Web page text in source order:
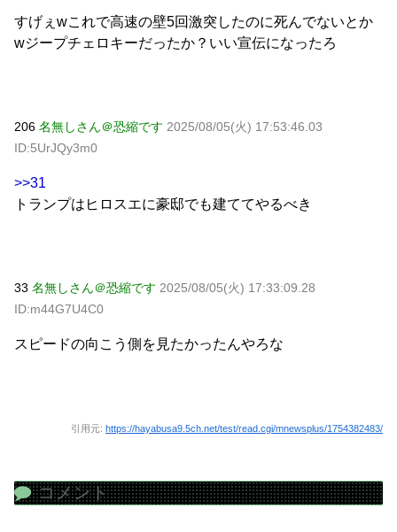
すげぇwこれで高速の壁5回激突したのに死んでないとか
wジープチェロキーだったか？いい宣伝になったろ
206 名無しさん＠恐縮です 2025/08/05(火) 17:53:46.03
ID:5UrJQy3m0
>>31
トランプはヒロスエに豪邸でも建ててやるべき
33 名無しさん＠恐縮です 2025/08/05(火) 17:33:09.28
ID:m44G7U4C0
スピードの向こう側を見たかったんやろな
引用元: https://hayabusa9.5ch.net/test/read.cgi/mnewsplus/1754382483/
コメント